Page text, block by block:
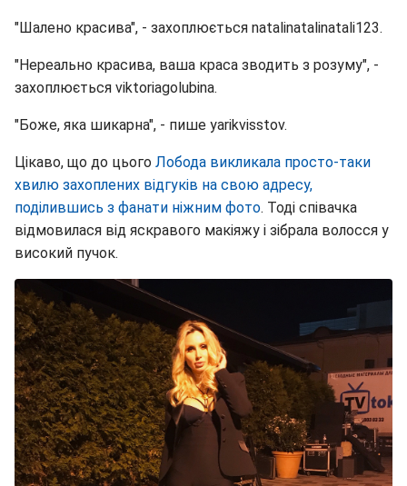
"Шалено красива", - захоплюється natalinatalinatali123.
"Нереально красива, ваша краса зводить з розуму", -
захоплюється viktoriagolubina.
"Боже, яка шикарна", - пише yarikvisstov.
Цікаво, що до цього Лобода викликала просто-таки
хвилю захоплених відгуків на свою адресу,
поділившись з фанати ніжним фото. Тоді співачка
відмовилася від яскравого макіяжу і зібрала волосся у
високий пучок.